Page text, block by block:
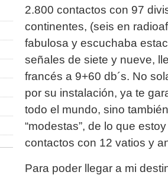
2.800 contactos con 97
continentes, (seis en
fabulosa y escuchaba
señales de siete y nueve,
francés a 9+60 db´s. No
por su instalación, ya te
todo el mundo, sino
“modestas”, de lo que
contactos con 12 vatios y
Para poder llegar a mi